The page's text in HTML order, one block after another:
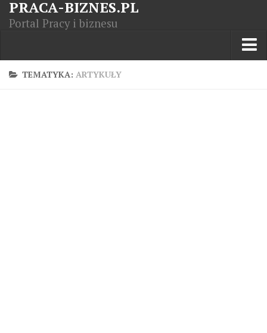
PRACA-BIZNES.PL
Portal Pracy i biznesu
Praca w kraju
TEMATYKA: ARTYKUŁY